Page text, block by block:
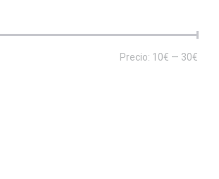
Precio: 10€ — 30€